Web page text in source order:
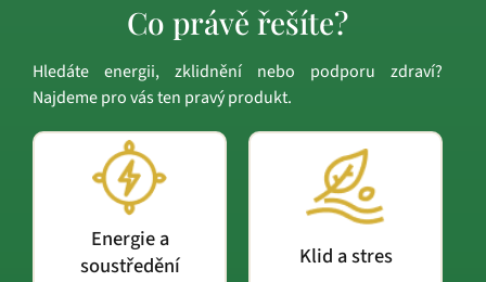
Co právě řešíte?
Hledáte energii, zklidnění nebo podporu zdraví?
Najdeme pro vás ten pravý produkt.
Energie a
soustředění
Klid a stres